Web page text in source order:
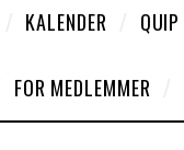
KALENDER QUIP
FOR MEDLEMMER